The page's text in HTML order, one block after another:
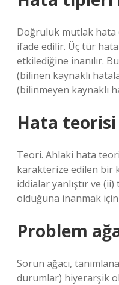
Doğruluk mutlak hata
ifade edilir. Üç tür
etkilediğine inanılır.
(bilinen kaynaklı
(bilinmeyen kaynaklı
Hata
Teori. Ahlaki hata
karakterize edilen bir
iddialar yanlıştır ve
olduğuna inanmak
Problem
Sorun ağacı,
durumlar) hiyerarşik